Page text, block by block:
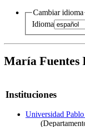
Cambiar idioma
Idioma
María Fuentes
Instituciones
Universidad